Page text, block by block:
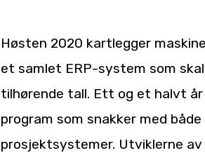
Høsten 2020 kartlegger
et samlet ERP-system som
tilhørende tall. Ett og et halvt år
program som snakker med
prosjektsystemer. Utviklerne